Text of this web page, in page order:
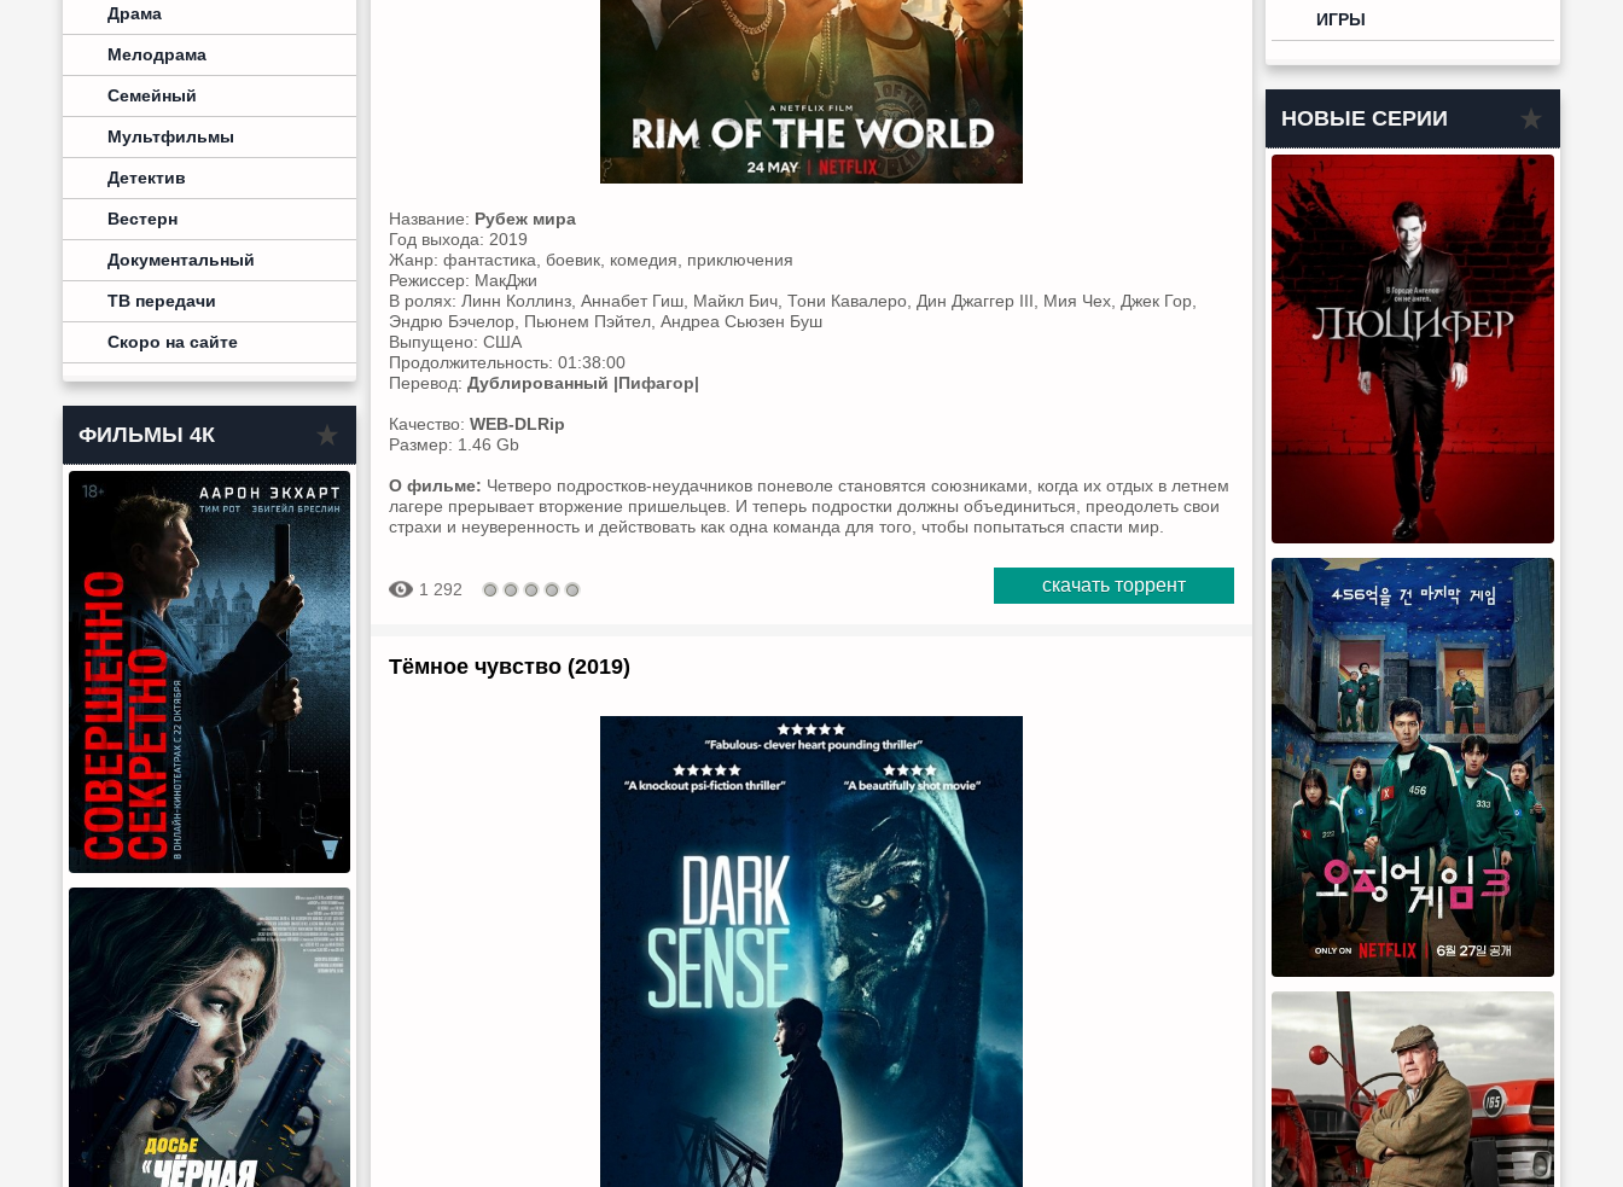
Драма
Мелодрама
Семейный
Мультфильмы
Детектив
Вестерн
Документальный
ТВ передачи
Скоро на сайте
ФИЛЬМЫ 4К
Название: Рубеж мира
Год выхода: 2019
Жанр: фантастика, боевик, комедия, приключения
Режиссер: МакДжи
В ролях: Линн Коллинз, Аннабет Гиш, Майкл Бич, Тони Кавалеро, Дин Джаггер III, Мия Чех, Джек Гор,
Эндрю Бэчелор, Пьюнем Пэйтел, Андреа Сьюзен Буш
Выпущено: США
Продолжительность: 01:38:00
Перевод: Дублированный |Пифагор|
Качество: WEB-DLRip
Размер: 1.46 Gb
О фильме: Четверо подростков-неудачников поневоле становятся союзниками, когда их отдых в летнем
лагере прерывает вторжение пришельцев. И теперь подростки должны объединиться, преодолеть свои
страхи и неуверенность и действовать как одна команда для того, чтобы попытаться спасти мир.
1 292 скачать торрент
Тёмное чувство (2019)
ИГРЫ
НОВЫЕ СЕРИИ